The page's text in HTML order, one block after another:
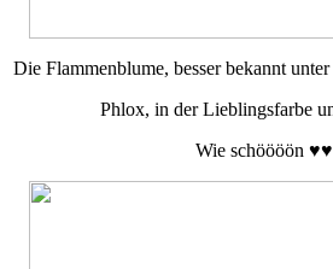
Die Flammenblume, besser bekannt
Phlox, in der Lieblingsfarbe
Wie schöööön